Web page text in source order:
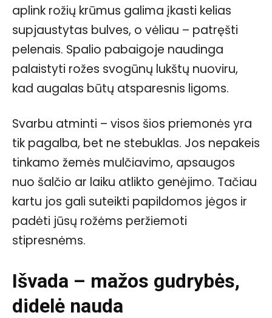
aplink rožių krūmus galima įkasti kelias
supjaustytas bulves, o vėliau – patręšti
pelenais. Spalio pabaigoje naudinga
palaistyti rožes svogūnų lukštų nuoviru,
kad augalas būtų atsparesnis ligoms.
Svarbu atminti – visos šios priemonės yra
tik pagalba, bet ne stebuklas. Jos nepakeis
tinkamo žemės mulčiavimo, apsaugos
nuo šalčio ar laiku atlikto genėjimo. Tačiau
kartu jos gali suteikti papildomos jėgos ir
padėti jūsų rožėms peržiemoti
stipresnėms.
Išvada – mažos gudrybės,
didelė nauda